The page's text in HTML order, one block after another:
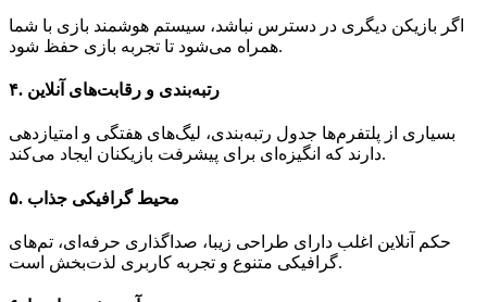
اگر بازیکن دیگری در دسترس نباشد، سیستم هوشمند بازی با شما
همراه می‌شود تا تجربه بازی حفظ شود.
۴. رتبه‌بندی و رقابت‌های آنلاین
بسیاری از پلتفرم‌ها جدول رتبه‌بندی، لیگ‌های هفتگی و امتیازدهی
دارند که انگیزه‌ای برای پیشرفت بازیکنان ایجاد می‌کند.
۵. محیط گرافیکی جذاب
حکم آنلاین اغلب دارای طراحی زیبا، صداگذاری حرفه‌ای، تم‌های
گرافیکی متنوع و تجربه کاربری لذت‌بخش است.